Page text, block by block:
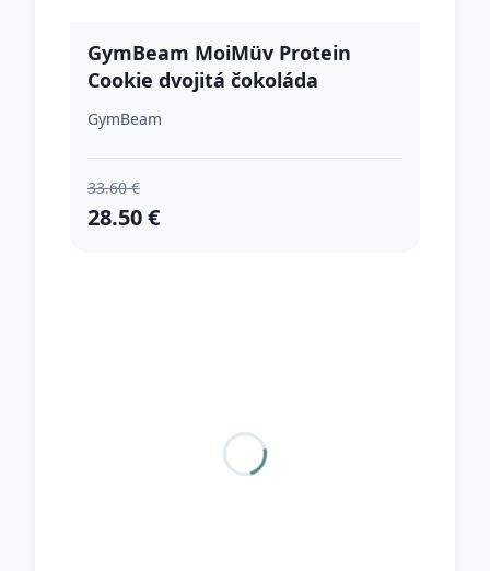
GymBeam MoiMüv Protein
Cookie dvojitá čokoláda
GymBeam
33.60 €
28.50 €